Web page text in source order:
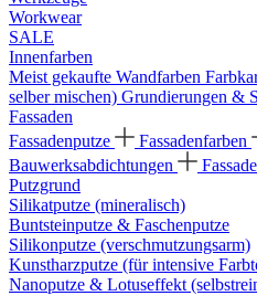
Workwear
SALE
Innenfarben
Meist gekaufte Wandfarben
selber mischen) Grundierungen &
Fassaden
Fassadenputze
Fassadenfarben
Bauwerksabdichtungen
Putzgrund
Silikatputze (mineralisch)
Buntsteinputze & Faschenputze
Silikonputze (verschmutzungsarm)
Kunstharzputze (für intensive
Nanoputze & Lotuseffekt